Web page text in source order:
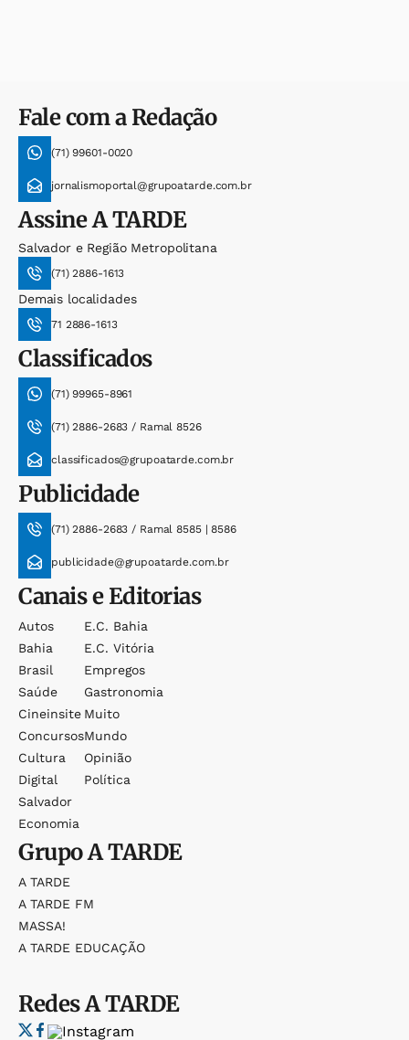
Fale com a Redação
(71) 99601-0020
jornalismoportal@grupoatarde.com.br
AssineA TARDE
Salvador e Região Metropolitana
(71) 2886-1613
Demais localidades
71 2886-1613
Classificados
(71) 99965-8961
(71) 2886-2683 / Ramal 8526
classificados@grupoatarde.com.br
Publicidade
(71) 2886-2683 / Ramal 8585 | 8586
publicidade@grupoatarde.com.br
Canais e Editorias
Autos
Bahia
Brasil
Saúde
Cineinsite
Concursos
Cultura
Digital
Salvador
Economia
E.c. Bahia
E.c. Vitória
Empregos
Gastronomia
Muito
Mundo
Opinião
Política
GrupoA TARDE
A TARDE
A TARDE FM
MASSA!
A TARDE EDUCAÇÃO
RedesA TARDE